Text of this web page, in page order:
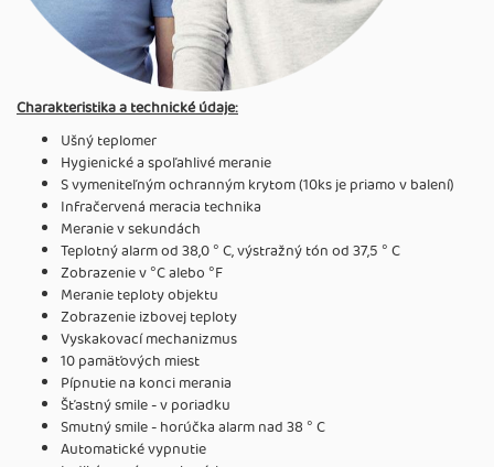
Charakteristika a technické údaje:
Ušný teplomer
Hygienické a spoľahlivé meranie
S vymeniteľným ochranným krytom (10ks je priamo v balení)
Infračervená meracia technika
Meranie v sekundách
Teplotný alarm od 38,0 ° C, výstražný tón od 37,5 ° C
Zobrazenie v °C alebo °F
Meranie teploty objektu
Zobrazenie izbovej teploty
Vyskakovací mechanizmus
10 pamäťových miest
Pípnutie na konci merania
Šťastný smile - v poriadku
Smutný smile - horúčka alarm nad 38 ° C
Automatické vypnutie